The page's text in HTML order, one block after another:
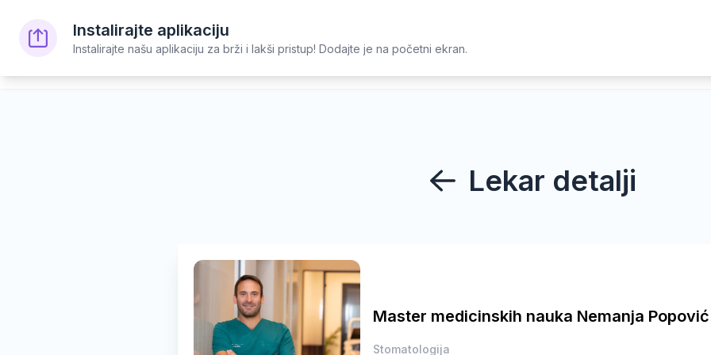
Instalirajte aplikaciju
Instalirajte našu aplikaciju za brži i lakši pristup! Dodajte je na početni ekran.
Simptomi Lekari Ustanove Stanja Novosti
Lekar detalji
Master medicinskih nauka Nemanja Popović
Stomatologija